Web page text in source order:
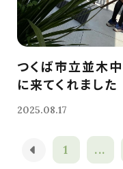
つくば市立並木
に来てくれました
2025.08.17
1 ...